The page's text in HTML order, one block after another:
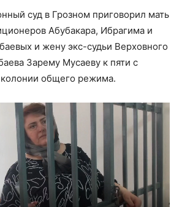
суд в Грозном приговорил мать
Абубакара, Ибрагима и
и жену экс-судьи Верховного
Зарему Мусаеву к пяти с
общего режима.